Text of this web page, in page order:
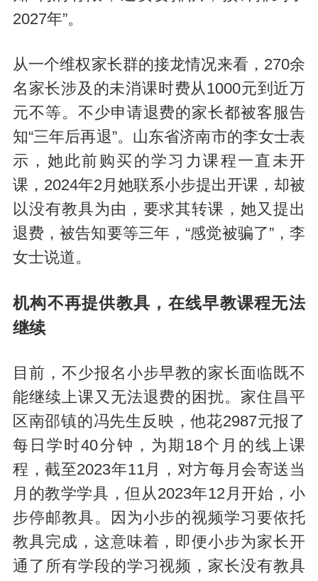
2027年”。
从一个维权家长群的接龙情况来看，270余
名家长涉及的未消课时费从1000元到近万
元不等。不少申请退费的家长都被客服告
知“三年后再退”。山东省济南市的李女士表
示，她此前购买的学习力课程一直未开
课，2024年2月她联系小步提出开课，却被
以没有教具为由，要求其转课，她又提出
退费，被告知要等三年，“感觉被骗了”，李
女士说道。
机构不再提供教具，在线早教课程无法
继续
目前，不少报名小步早教的家长面临既不
能继续上课又无法退费的困扰。家住昌平
区南邵镇的冯先生反映，他花2987元报了
每日学时40分钟，为期18个月的线上课
程，截至2023年11月，对方每月会寄送当
月的教学学具，但从2023年12月开始，小
步停邮教具。因为小步的视频学习要依托
教具完成，这意味着，即便小步为家长开
通了所有学段的学习视频，家长没有教具